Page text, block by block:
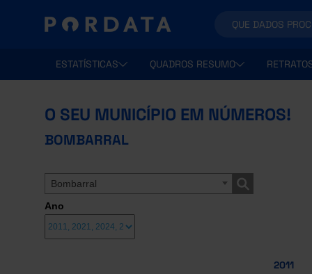
ESTATÍSTICAS QUADROS RESUMO
O SEU MUNICÍPIO EM NÚMEROS!
BOMBARRAL
Bombarral
Ano
2011